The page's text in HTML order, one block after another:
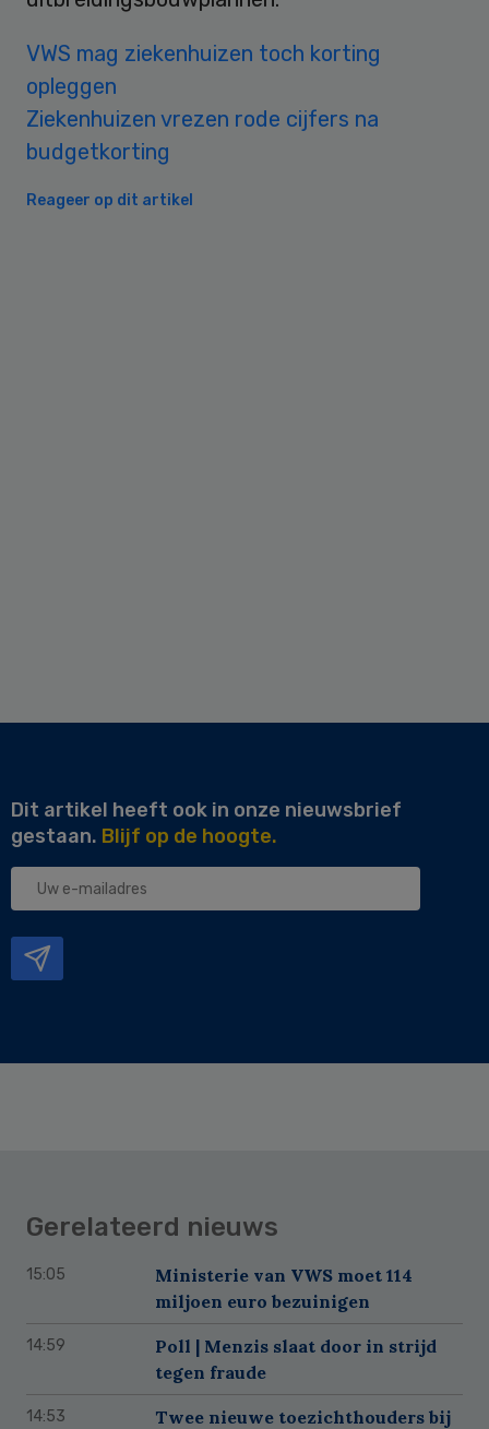
VWS mag ziekenhuizen toch korting
opleggen
Ziekenhuizen vrezen rode cijfers na
budgetkorting
Reageer op dit artikel
Dit artikel heeft ook in onze nieuwsbrief
gestaan. Blijf op de hoogte.
Uw
Gerelateerd nieuws
15:05
Ministerie van VWS moet 114
miljoen euro bezuinigen
14:59
Poll | Menzis slaat door in strijd
tegen fraude
14:53
Twee nieuwe toezichthouders bij